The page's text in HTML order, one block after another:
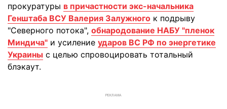
прокуратуры в причастности экс-начальника
Генштаба ВСУ Валерия Залужного к подрыву
"Северного потока", обнародование НАБУ "пленок
Миндича" и усиление ударов ВС РФ по энергетике
Украины с целью спровоцировать тотальный
блэкаут.
РЕКЛАМА